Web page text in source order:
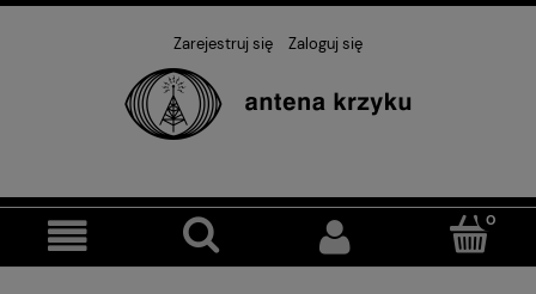
Zarejestruj się Zaloguj się